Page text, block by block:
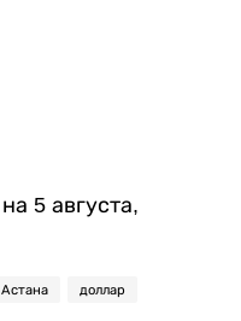
5 августа,
Астана доллар